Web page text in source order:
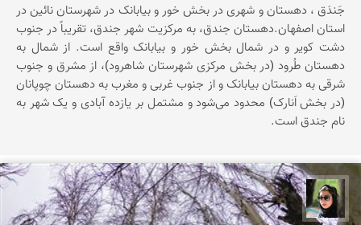
جَندَق‌ ، دهستان‌ و شهری‌ در بخش‌ خور و بیابانک‌ در شهرستان‌ نائین‌ در
استان‌ اصفهان‌.دهستان‌ جندق‌، به‌ مرکزیت‌ شهر جندق‌، تقریباً در جنوب‌
دشت‌ کویر و در شمال‌ بخش‌ خور و بیابانک‌ واقع‌ است‌. از شمال‌ به‌
دهستان‌ طُرود (در بخش‌ مرکزی‌ شهرستان‌ شاهرود)، از مشرق‌ و جنوب‌
شرقی‌ به‌ دهستان‌ بیابانک‌ و از جنوب‌ غربی‌ و مغرب‌ به‌ دهستان‌ چوپانان‌
(در بخش‌ اَنارک‌) محدود می‌شود و مشتمل‌ بر یازده‌ آبادی‌ و یک‌ شهر به‌
نام‌ جندق‌ است‌.
سپیده اصلان